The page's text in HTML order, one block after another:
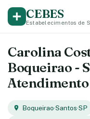
CEBES
Estabelecimentos de
Carolina
Boqueirao -
Atendimento
Boqueirao·Santos·SP